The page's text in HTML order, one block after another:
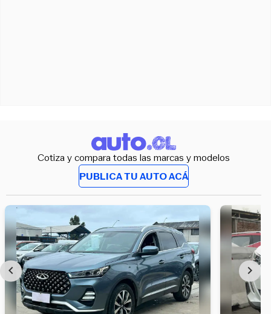
Cotiza y compara todas las marcas y modelos
PUBLICA TU AUTO ACÁ